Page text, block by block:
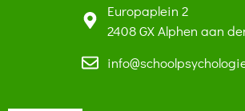
Europaplein 2
2408 GX Alphen aan